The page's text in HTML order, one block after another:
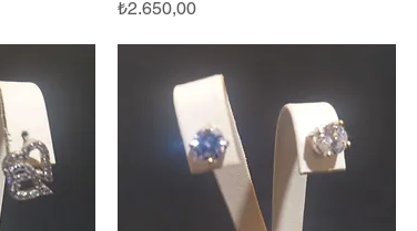
Fiyat
₺2.650,00